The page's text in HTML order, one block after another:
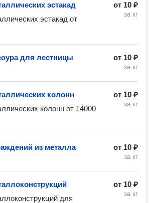
от 10 ₽
за кг
эстакад
эстакад от
от 10 ₽
за кг
для лестницы
от 10 ₽
за кг
колонн
колонн от 14000
от 10 ₽
за кг
из металла
от 10 ₽
за кг
для